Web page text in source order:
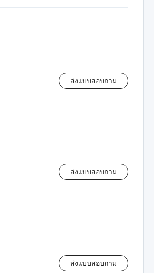
ส่งแบบสอบถาม
ส่งแบบสอบถาม
ส่งแบบสอบถาม